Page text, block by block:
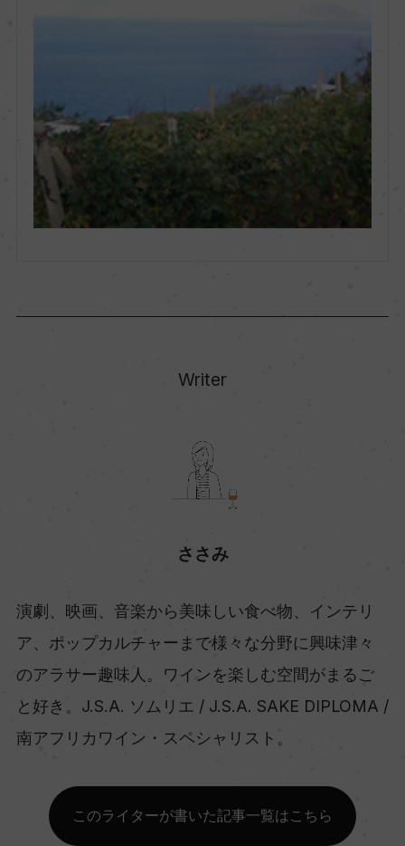
Writer
ささみ
演劇、映画、音楽から美味しい食べ物、インテリ
ア、ポップカルチャーまで様々な分野に興味津々
のアラサー趣味人。ワインを楽しむ空間がまるご
と好き。J.S.A. ソムリエ / J.S.A. SAKE DIPLOMA /
南アフリカワイン・スペシャリスト。
このライターが書いた記事一覧はこちら